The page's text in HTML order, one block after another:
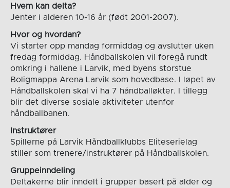
Hvem kan delta?
Jenter i alderen 10-16 år (født 2001-2007).
Hvor og hvordan?
Vi starter opp mandag formiddag og avslutter uken
fredag formiddag. Håndballskolen vil foregå rundt
omkring i hallene i Larvik, med byens storstue
Boligmappa Arena Larvik som hovedbase. I løpet av
Håndballskolen skal vi ha 7 håndballøkter. I tillegg
blir det diverse sosiale aktiviteter utenfor
håndballbanen.
Instruktører
Spillerne på Larvik Håndballklubbs Eliteserielag
stiller som trenere/instruktører på Håndballskolen.
Gruppeinndeling
Deltakerne blir inndelt i grupper basert på alder og